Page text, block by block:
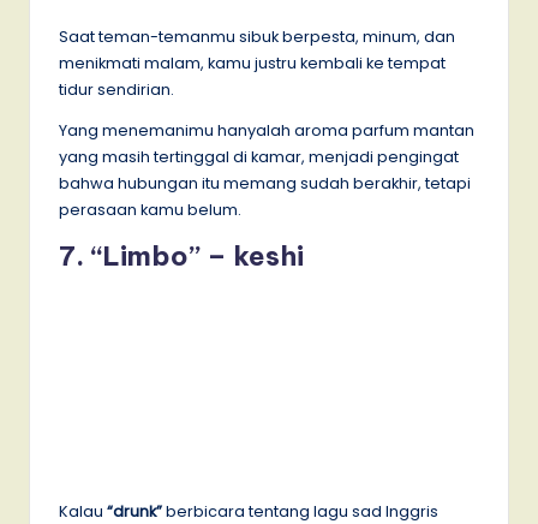
Saat teman-temanmu sibuk berpesta, minum, dan
menikmati malam, kamu justru kembali ke tempat
tidur sendirian.
Yang menemanimu hanyalah aroma parfum mantan
yang masih tertinggal di kamar, menjadi pengingat
bahwa hubungan itu memang sudah berakhir, tetapi
perasaan kamu belum.
7. “Limbo” – keshi
Kalau “drunk”berbicara tentang lagu sad Inggris